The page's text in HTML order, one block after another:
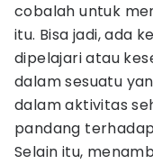
cobalah untuk
itu. Bisa jadi, ada
dipelajari atau
dalam sesuatu
dalam aktivitas
pandang
Selain itu,